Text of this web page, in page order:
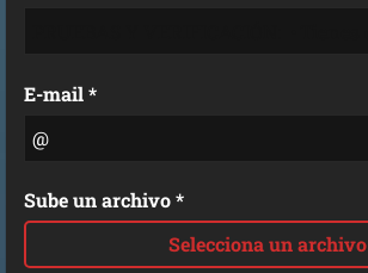
E-mail *
Sube un archivo *
Selecciona un archivo